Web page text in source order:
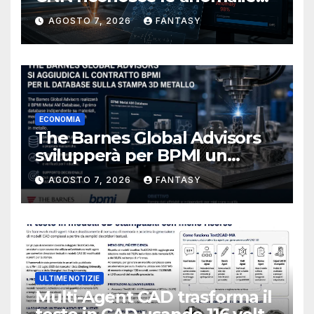
del bagno di fusione
AGOSTO 7, 2026 FANTASY
ECONOMIA
The Barnes Global Advisors
svilupperà per BPMI un
database per la stampa 3D
metallica destinata alla filiera
navale statunitense
AGOSTO 7, 2026 FANTASY
ULTIME NOTIZIE
Multi-Agent CAD trasforma il